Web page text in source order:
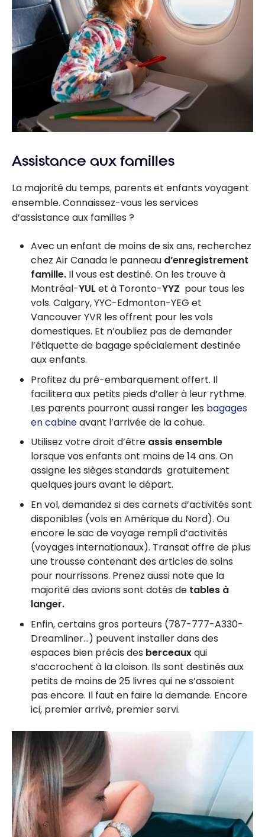
Assistance aux familles
La majorité du temps, parents et enfants voyagent
ensemble. Connaissez-vous les services
d’assistance aux familles ?
Avec un enfant de moins de six ans, recherchez
chez Air Canada le panneau d’enregistrement
famille. Il vous est destiné. On les trouve à
Montréal-YUL et à Toronto-YYZ pour tous les
vols. Calgary, YYC-Edmonton-YEG et
Vancouver YVR les offrent pour les vols
domestiques. Et n’oubliez pas de demander
l’étiquette de bagage spécialement destinée
aux enfants.
Profitez du pré-embarquement offert. Il
facilitera aux petits pieds d’aller à leur rythme.
Les parents pourront aussi ranger les bagages
en cabineavant l’arrivée de la cohue.
Utilisez votre droit d’être assis ensemble
lorsque vos enfants ont moins de 14 ans. On
assigne les sièges standards gratuitement
quelques jours avant le départ.
En vol, demandez si des carnets d’activités sont
disponibles (vols en Amérique du Nord). Ou
encore le sac de voyage rempli d’activités
(voyages internationaux). Transat offre de plus
une trousse contenant des articles de soins
pour nourrissons. Prenez aussi note que la
majorité des avions sont dotés de tables à
langer.
Enfin, certains gros porteurs (787-777-A330-
Dreamliner…) peuvent installer dans des
espaces bien précis des berceauxqui
s’accrochent à la cloison. Ils sont destinés aux
petits de moins de 25 livres qui ne s’assoient
pas encore. Il faut en faire la demande. Encore
ici, premier arrivé, premier servi.